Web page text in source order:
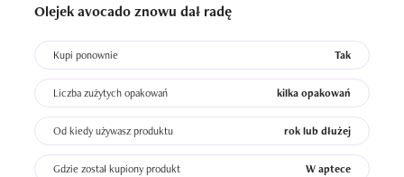
Olejek avocado znowu dał radę
Kupi ponownie Tak
Liczba zużytych opakowań kilka opakowań
Od kiedy używasz produktu rok lub dłużej
Gdzie został kupiony produkt W aptece